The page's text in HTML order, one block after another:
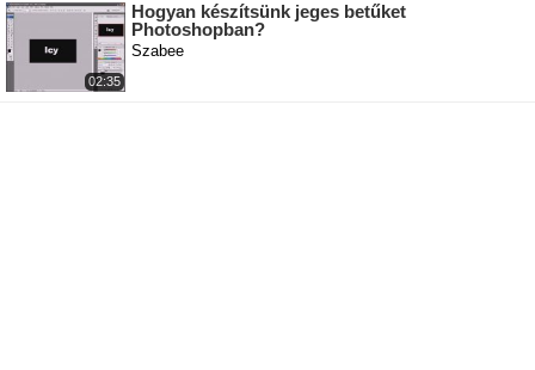
02:35
Hogyan készítsünk jeges betűket
Photoshopban?
Szabee